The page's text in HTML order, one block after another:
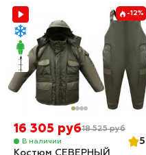
-12%
16 305 руб18 525 руб
В наличии
5
Костюм СЕВЕРНЫЙ